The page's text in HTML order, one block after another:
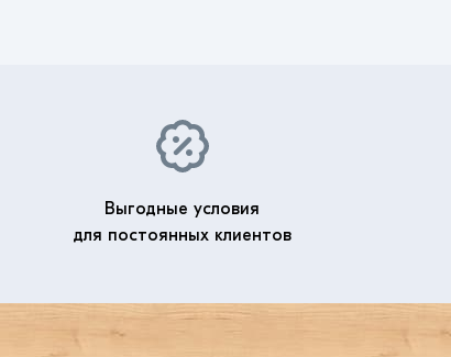
Выгодные условия
для постоянных клиентов